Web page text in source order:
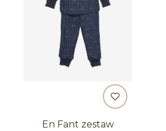
En Fant zestaw